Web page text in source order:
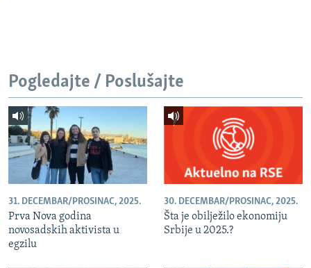
SVE KARTE DEJTONA
NASTANAK I RASPAD JUGOSLAVIJE
Pogledajte / Poslušajte
31. DECEMBAR/PROSINAC, 2025.
Prva Nova godina
novosadskih aktivista u
egzilu
30. DECEMBAR/PROSINAC, 2025.
Šta je obilježilo ekonomiju
Srbije u 2025.?